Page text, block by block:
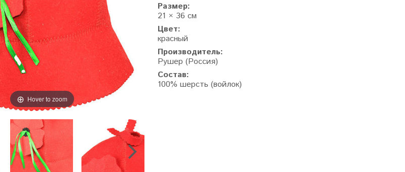
Hover to zoom
Размер:
21 × 36 см
Цвет:
красный
Производитель:
Рушер (Россия)
Состав:
100% шерсть (войлок)